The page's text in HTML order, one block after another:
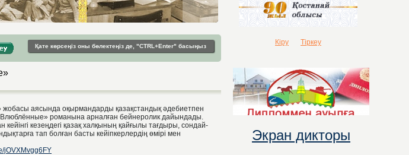
Қате көрсеңіз оны бөлектеңіз де, "CTRL+Enter" басыңыз Кіру Тіркеу
жобасы аясында оқырмандарды қазақстандық әдебиетпен
романына арналған бейнеролик дайындады.
кезеңдегі қазақ халқының қайғылы тағдыры, сондай-
тап болған басты кейіпкерлердің өмірі мен
jOVXMvgg6FY
Экран дикторы